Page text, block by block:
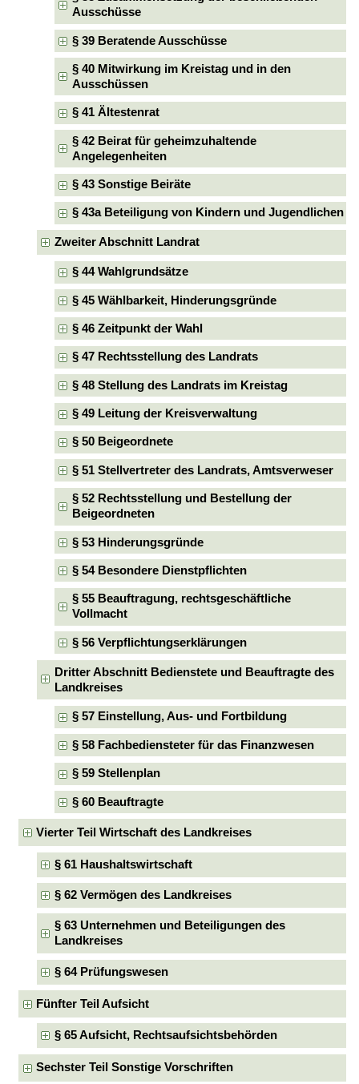
Ausschüsse
§ 39 Beratende Ausschüsse
§ 40 Mitwirkung im Kreistag und in den
Ausschüssen
§ 41 Ältestenrat
§ 42 Beirat für geheimzuhaltende
Angelegenheiten
§ 43 Sonstige Beiräte
§ 43a Beteiligung von Kindern und Jugendlichen
Zweiter Abschnitt Landrat
§ 44 Wahlgrundsätze
§ 45 Wählbarkeit, Hinderungsgründe
§ 46 Zeitpunkt der Wahl
§ 47 Rechtsstellung des Landrats
§ 48 Stellung des Landrats im Kreistag
§ 49 Leitung der Kreisverwaltung
§ 50 Beigeordnete
§ 51 Stellvertreter des Landrats, Amtsverweser
§ 52 Rechtsstellung und Bestellung der
Beigeordneten
§ 53 Hinderungsgründe
§ 54 Besondere Dienstpflichten
§ 55 Beauftragung, rechtsgeschäftliche
Vollmacht
§ 56 Verpflichtungserklärungen
Dritter Abschnitt Bedienstete und Beauftragte des
Landkreises
§ 57 Einstellung, Aus- und Fortbildung
§ 58 Fachbediensteter für das Finanzwesen
§ 59 Stellenplan
§ 60 Beauftragte
Vierter Teil Wirtschaft des Landkreises
§ 61 Haushaltswirtschaft
§ 62 Vermögen des Landkreises
§ 63 Unternehmen und Beteiligungen des
Landkreises
§ 64 Prüfungswesen
Fünfter Teil Aufsicht
§ 65 Aufsicht, Rechtsaufsichtsbehörden
Sechster Teil Sonstige Vorschriften